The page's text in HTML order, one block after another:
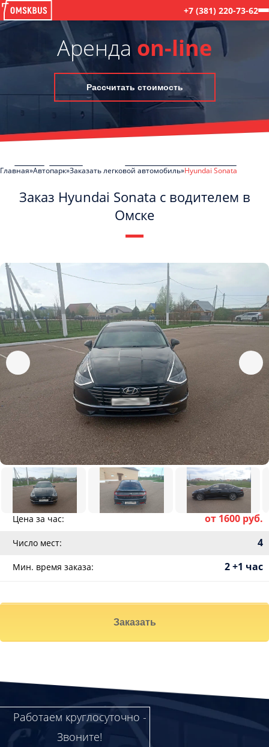
+7 (381) 220-73-62
Аренда on-line
Рассчитать стоимость
Главная Автопарк Заказать легковой автомобиль Hyundai Sonata
Заказ Hyundai Sonata с водителем в
Омске
Цена за час: от 1600 руб.
Число мест: 4
Мин. время заказа: 2 +1 час
Заказать
Работаем круглосуточно -
Звоните!
ознакомлен(а), даю согласие на